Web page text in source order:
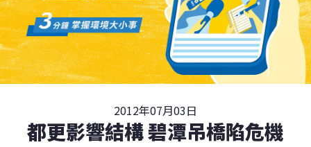
2012年07月03日
都更影響結構 碧潭吊橋陷危機